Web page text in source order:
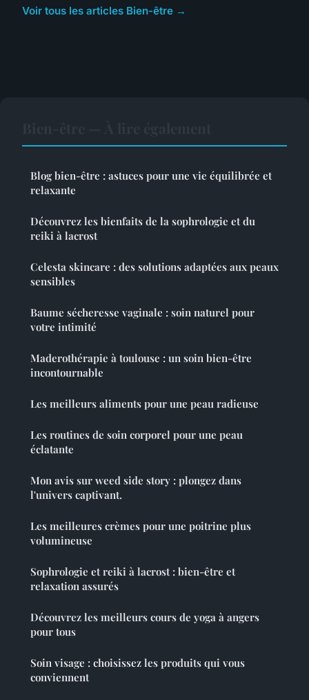
Voir tous les articles Bien-être →
Blog bien-être : astuces pour une vie équilibrée et
relaxante
Découvrez les bienfaits de la sophrologie et du
reiki à lacrost
Celesta skincare : des solutions adaptées aux peaux
sensibles
Baume sécheresse vaginale : soin naturel pour
votre intimité
Maderothérapie à toulouse : un soin bien-être
incontournable
Les meilleurs aliments pour une peau radieuse
Les routines de soin corporel pour une peau
éclatante
Mon avis sur weed side story : plongez dans
l'univers captivant.
Les meilleures crèmes pour une poitrine plus
volumineuse
Sophrologie et reiki à lacrost : bien-être et
relaxation assurés
Découvrez les meilleurs cours de yoga à angers
pour tous
Soin visage : choisissez les produits qui vous
conviennent